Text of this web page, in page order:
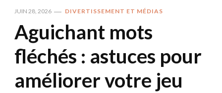
JUIN 28, 2026 DIVERTISSEMENT ET MÉDIAS
Aguichant mots
fléchés : astuces pour
améliorer votre jeu